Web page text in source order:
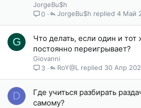
JorgeBu$h
0
4 Май
JorgeBu$h
G
Что делать, если один и тот
постоянно переигрывает?
Giovanni
3
30 Апр
RoY@L
D
Где учиться разбирать
самому?